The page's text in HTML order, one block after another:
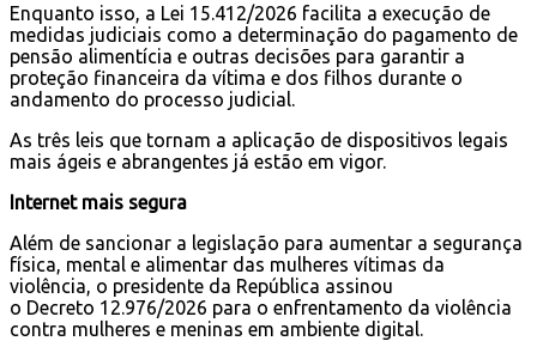
Enquanto isso, a Lei 15.412/2026 facilita a execução de
medidas judiciais como a determinação do pagamento de
pensão alimentícia e outras decisões para garantir a
proteção financeira da vítima e dos filhos durante o
andamento do processo judicial.
As três leis que tornam a aplicação de dispositivos legais
mais ágeis e abrangentes já estão em vigor.
Internet mais segura
Além de sancionar a legislação para aumentar a segurança
física, mental e alimentar das mulheres vítimas da
violência, o presidente da República assinou
o Decreto 12.976/2026 para o enfrentamento da violência
contra mulheres e meninas em ambiente digital.